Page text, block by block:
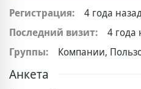
Регистрация:
4 года
Последний визит:
4 года
Группы:
Компании,
Анкета